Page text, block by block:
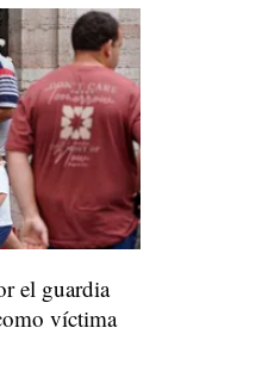
el guardia
víctima